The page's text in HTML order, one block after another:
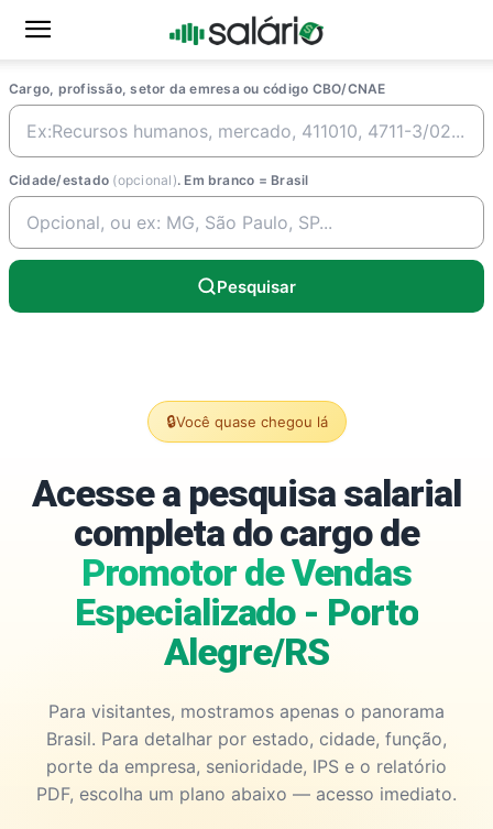
Cargo, profissão, setor da emresa ou código CBO/CNAE
Cidade/estado (opcional). Em branco = Brasil
Pesquisar
🔒Você quase chegou lá
Acesse a pesquisa salarial
completa do cargo de
Promotor de Vendas
Especializado - Porto
Alegre/RS
Para visitantes, mostramos apenas o panorama
Brasil. Para detalhar por estado, cidade, função,
porte da empresa, senioridade, IPS e o relatório
PDF, escolha um plano abaixo — acesso imediato.